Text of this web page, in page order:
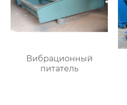
Вибрационный
питатель